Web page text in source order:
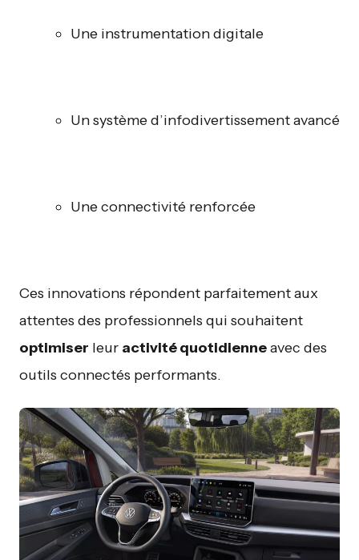
Une instrumentation digitale
Un système d’infodivertissement avancé
Une connectivité renforcée
Ces innovations répondent parfaitement aux
attentes des professionnels qui souhaitent
optimiser leur activité quotidienneavec des
outils connectés performants.